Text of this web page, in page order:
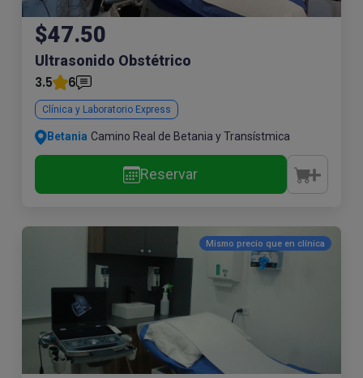
$47.50
Ultrasonido Obstétrico
3.5
6
Clínica y Laboratorio Express
Betania Camino Real de Betania y Transístmica
Reservar
Mismo precio que en clínica